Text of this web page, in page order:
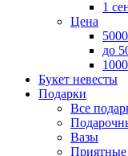
1
Цена
до
Букет невесты
Подарки
Все
Вазы
Приятные